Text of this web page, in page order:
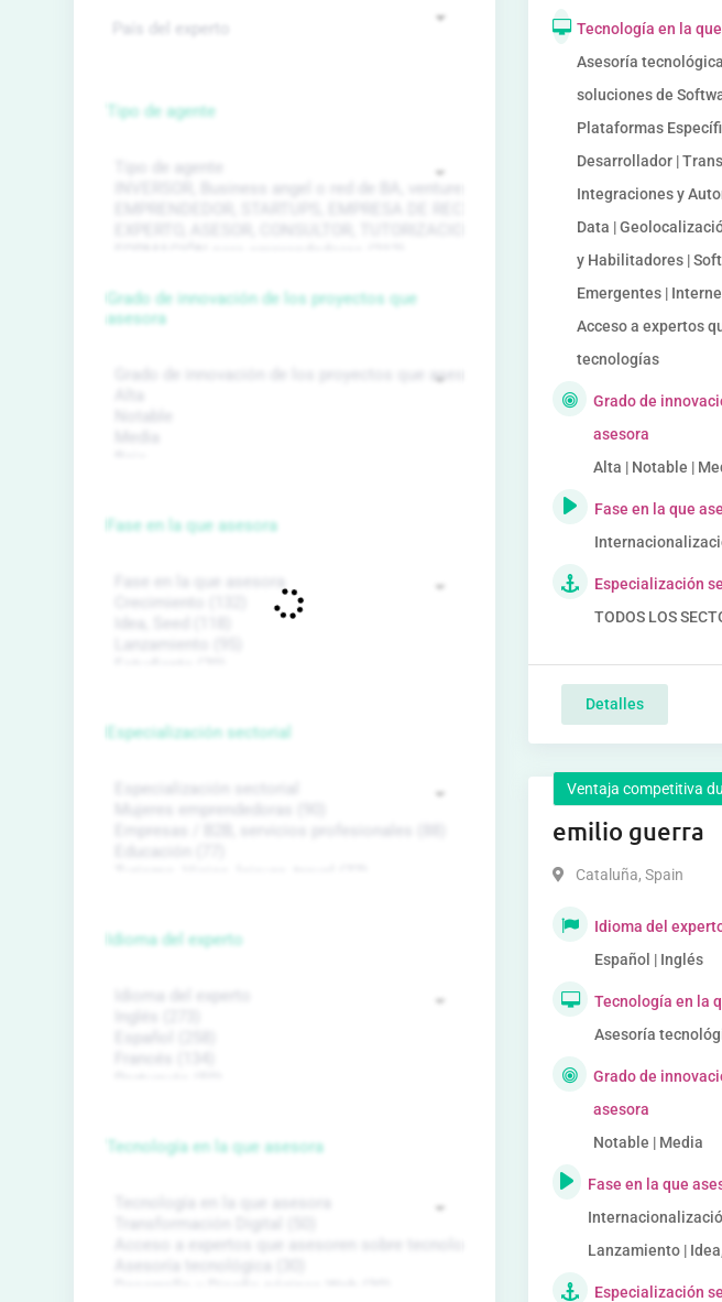
Tecnología en la
Asesoría
soluciones de
Plataformas
Desarrollador |
Integraciones y
Data |
y Habilitadores |
Emergentes |
Acceso a expertos
tecnologías
Grado de
asesora
Alta | Notable |
Fase en la que
Especialización
TODOS LOS
Detalles
Ventaja competitiva
emilio guerra
Cataluña, Spain
Idioma del
Español | Inglés
Tecnología en la
Asesoría
Grado de
asesora
Notable | Media
Fase en la que
Lanzamiento |
Especialización
Tipo de agente
Grado de innovación de los proyectos que
asesora
Fase en la que asesora
Especialización sectorial
Idioma del experto
Tecnología en la que asesora